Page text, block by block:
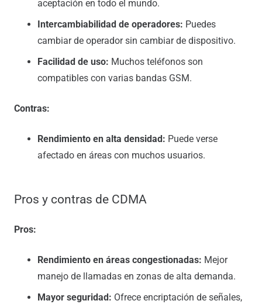
aceptación en todo el mundo.
Intercambiabilidad de operadores: Puedes
cambiar de operador sin cambiar de dispositivo.
Facilidad de uso: Muchos teléfonos son
compatibles con varias bandas GSM.
Contras:
Rendimiento en alta densidad: Puede verse
afectado en áreas con muchos usuarios.
Pros y contras de CDMA
Pros:
Rendimiento en áreas congestionadas: Mejor
manejo de llamadas en zonas de alta demanda.
Mayor seguridad: Ofrece encriptación de señales,